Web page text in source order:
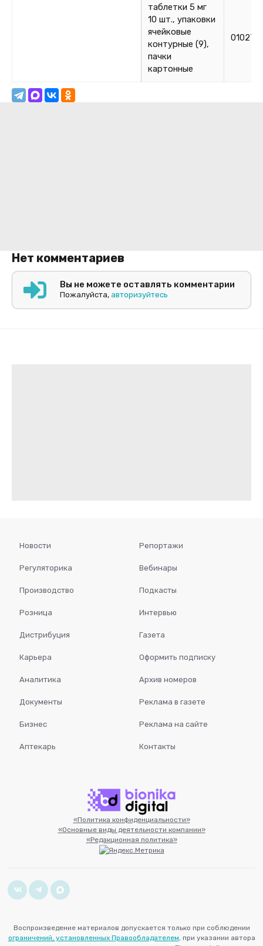
таблетки 5 мг
10 шт., упаковки
ячейковые
контурные (9),
пачки
картонные
Нет комментариев
Вы не можете оставлять комментарии
Пожалуйста, авторизуйтесь
«Политика конфиденциальности»
«Основные виды деятельности компании»
«Редакционная политика»
Новости
Регуляторика
Производство
Розница
Дистрибуция
Карьера
Аналитика
Документы
Бизнес
Аптекарь
Репортажи
Вебинары
Подкасты
Интервью
Газета
Оформить подписку
Архив номеров
Реклама в газете
Реклама на сайте
Контакты
Воспроизведение материалов допускается только при соблюдении
ограничений, установленных Правообладателем, при указании автора